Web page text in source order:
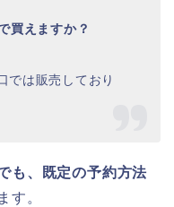
買えますか？
では販売しており
も、既定の予約方法
す。